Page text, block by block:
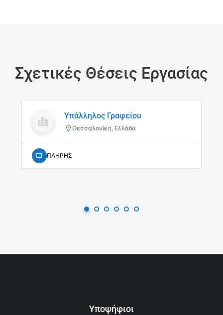
Σχετικές Θέσεις Εργασίας
Υπάλληλος Γραφείου
Θεσσαλονίκη, Ελλάδα
ΠΛΗΡΗΣ
Υποψήφιοι